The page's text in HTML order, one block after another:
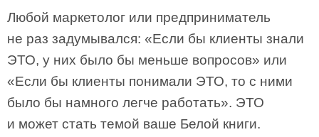
Любой маркетолог или предприниматель
не раз задумывался: «Если бы клиенты знали
ЭТО, у них было бы меньше вопросов» или
«Если бы клиенты понимали ЭТО, то с ними
было бы намного легче работать». ЭТО
и может стать темой ваше Белой книги.